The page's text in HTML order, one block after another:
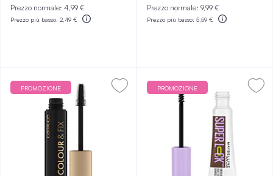
Prezzo normale: 4,99 €
Prezzo più basso: 2,49 €
Prezzo normale: 9,99 €
Prezzo più basso: 5,59 €
PROMOZIONE PROMOZIONE